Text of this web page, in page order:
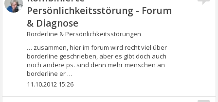
Persönlichkeitsstörung - Forum
& Diagnose
Borderline & Persönlichkeitsstörungen
… zusammen, hier im forum wird recht viel über
borderline geschrieben, aber es gibt doch auch
noch andere ps. sind denn mehr menschen an
borderline er …
11.10.2012 15:26